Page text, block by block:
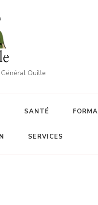
Ouille
SANTÉ
SERVICES